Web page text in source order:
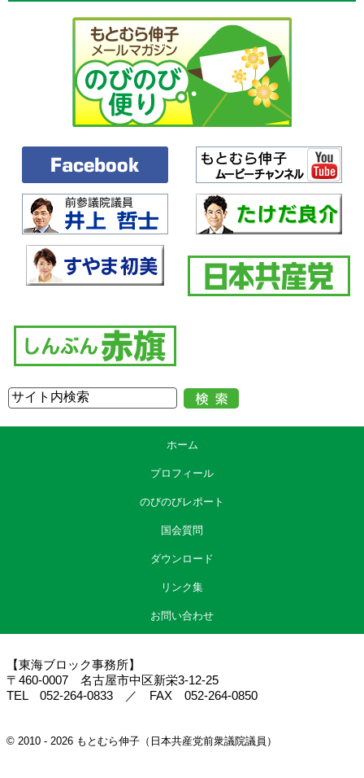
ホーム
プロフィール
のびのびレポート
国会質問
ダウンロード
リンク集
お問い合わせ
【東海ブロック事務所】
〒460-0007 名古屋市中区新栄3-12-25
TEL 052-264-0833 ／ FAX 052-264-0850
© 2010 - 2026 もとむら伸子（日本共産党前衆議院議員）